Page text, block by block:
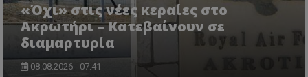
«Όχι» στις νέες κεραίες στο
Ακρωτήρι – Κατεβαίνουν σε
διαμαρτυρία
08.08.2026 - 07:41